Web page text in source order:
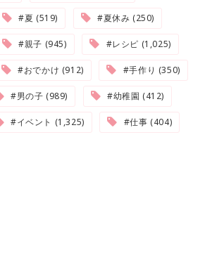
#夏 (519) #夏休み (250)
#親子 (945) #レシピ (1,025)
#おでかけ (912) #手作り (350)
#男の子 (989) #幼稚園 (412)
#イベント (1,325) #仕事 (404)